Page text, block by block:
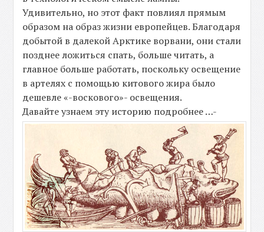
Удивительно, но этот факт повлиял прямым
образом на образ жизни европейцев. Благодаря
добытой в далекой Арктике ворвани, они стали
позднее ложиться спать, больше читать, а
главное больше работать, поскольку освещение
в артелях с помощью китового жира было
дешевле «-воскового»- освещения.
Давайте узнаем эту историю подробнее …-